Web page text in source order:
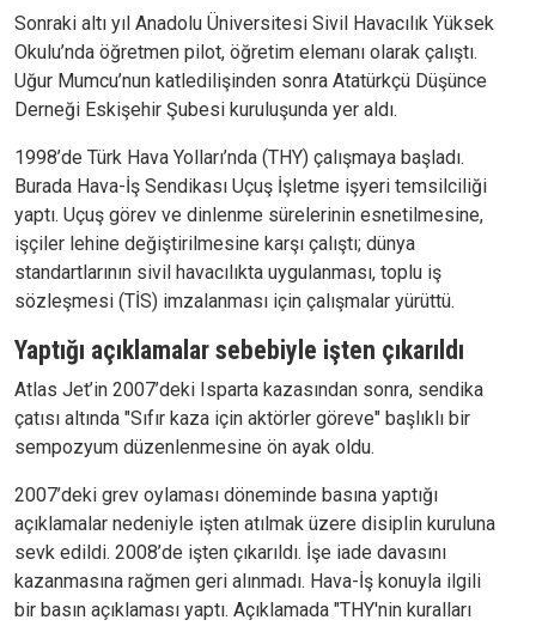
Sonraki altı yıl Anadolu Üniversitesi Sivil Havacılık Yüksek
Okulu’nda öğretmen pilot, öğretim elemanı olarak çalıştı.
Uğur Mumcu’nun katledilişinden sonra Atatürkçü Düşünce
Derneği Eskişehir Şubesi kuruluşunda yer aldı.
1998’de Türk Hava Yolları’nda (THY) çalışmaya başladı.
Burada Hava-İş Sendikası Uçuş İşletme işyeri temsilciliği
yaptı. Uçuş görev ve dinlenme sürelerinin esnetilmesine,
işçiler lehine değiştirilmesine karşı çalıştı; dünya
standartlarının sivil havacılıkta uygulanması, toplu iş
sözleşmesi (TİS) imzalanması için çalışmalar yürüttü.
Yaptığı açıklamalar sebebiyle işten çıkarıldı
Atlas Jet’in 2007’deki Isparta kazasından sonra, sendika
çatısı altında "Sıfır kaza için aktörler göreve" başlıklı bir
sempozyum düzenlenmesine ön ayak oldu.
2007’deki grev oylaması döneminde basına yaptığı
açıklamalar nedeniyle işten atılmak üzere disiplin kuruluna
sevk edildi. 2008’de işten çıkarıldı. İşe iade davasını
kazanmasına rağmen geri alınmadı. Hava-İş konuyla ilgili
bir basın açıklaması yaptı. Açıklamada "THY'nin kuralları